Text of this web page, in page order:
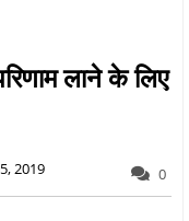
लाने के लिए
2019 0